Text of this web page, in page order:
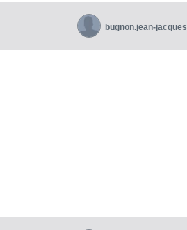
bugnon.jean-jacques